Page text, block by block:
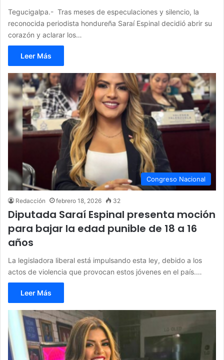
Tegucigalpa.- Tras meses de especulaciones y silencio, la
reconocida periodista hondureña Saraí Espinal decidió abrir su
corazón y aclarar los…
Leer Más
Congreso Nacional
Redacción febrero 18, 2026 32
Diputada Saraí Espinal presenta moción
para bajar la edad punible de 18 a 16
años
La legisladora liberal está impulsando esta ley, debido a los
actos de violencia que provocan estos jóvenes en el país.…
Leer Más